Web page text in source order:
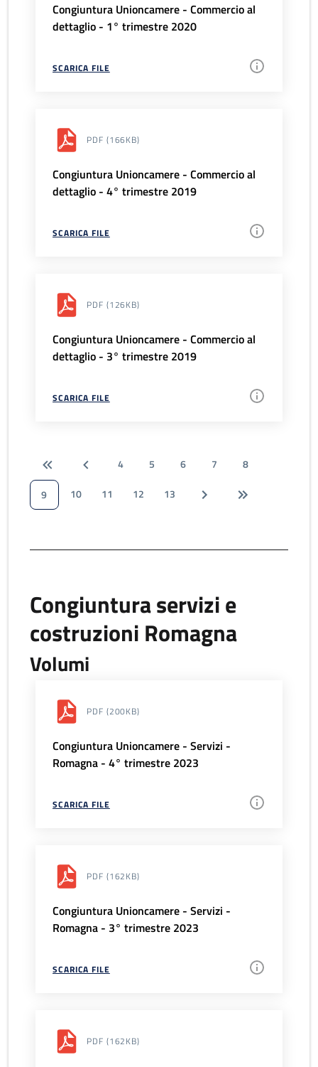
Congiuntura Unioncamere - Commercio al
dettaglio - 1° trimestre 2020
SCARICA FILE
PDF (166KB)
Congiuntura Unioncamere - Commercio al
dettaglio - 4° trimestre 2019
SCARICA FILE
PDF (126KB)
Congiuntura Unioncamere - Commercio al
dettaglio - 3° trimestre 2019
SCARICA FILE
4 5 6 7
8
9
10 11 12 13
Congiuntura servizi e
costruzioni Romagna
Volumi
PDF (200KB)
Congiuntura Unioncamere - Servizi -
Romagna - 4° trimestre 2023
SCARICA FILE
PDF (162KB)
Congiuntura Unioncamere - Servizi -
Romagna - 3° trimestre 2023
SCARICA FILE
PDF (162KB)